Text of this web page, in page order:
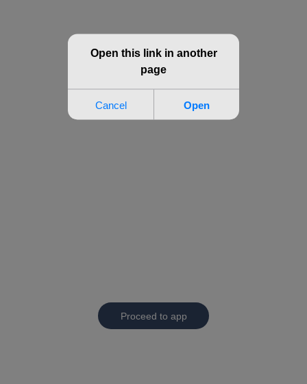
Proceed to app